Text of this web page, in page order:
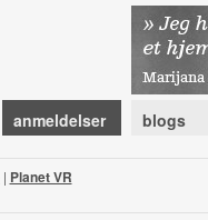
anmeldelser blogs
| Planet VR